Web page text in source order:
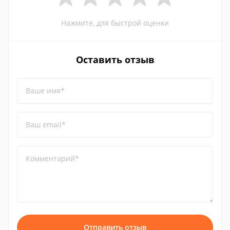
Нажмите, для быстрой оценки
Оставить отзыв
Ваше имя*
Ваш email*
Комментарий*
Отправить отзыв